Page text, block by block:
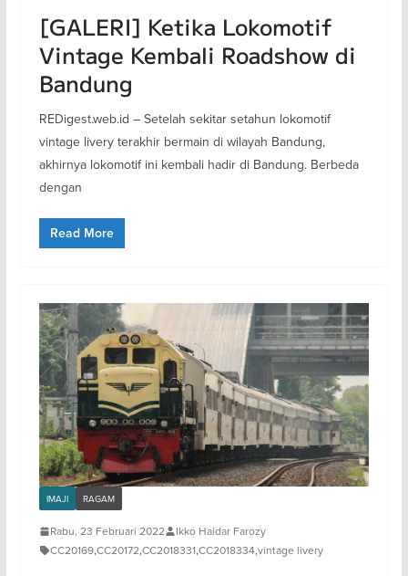
[GALERI] Ketika Lokomotif
Vintage Kembali Roadshow di
Bandung
REDigest.web.id – Setelah sekitar setahun lokomotif
vintage livery terakhir bermain di wilayah Bandung,
akhirnya lokomotif ini kembali hadir di Bandung. Berbeda
dengan
Read More
IMAJI RAGAM
Rabu, 23 Februari 2022
Ikko Haidar Farozy
CC20169,CC20172,CC2018331,CC2018334,vintage livery